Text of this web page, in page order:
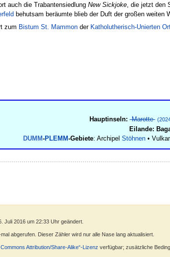
auch die Trabantensiedlung New Sickjoke, die jetzt den
behutsam beräumte blieb der Duft der großen weiten
zum Bistum St. Mammon der Katholutherisch-Unierten
Hauptinseln: Marotte
Eilande:
DUMM-PLEMM-Gebiete: Archipel Stöhnen •
Juli 2016 um 22:33 Uhr geändert.
abgerufen. Dieser Zähler wird nur alle Nase lang aktualisiert.
Commons Attribution/Share-Alike“-Lizenz verfügbar; zusätzliche